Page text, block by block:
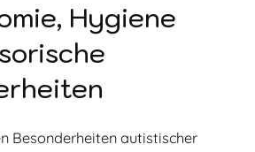
Hygiene
Besonderheiten autistischer